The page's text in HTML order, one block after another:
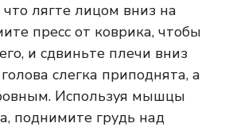
что лягте лицом вниз на
пресс от коврика, чтобы
и сдвиньте плечи вниз
слегка приподнята, а
Используя мышцы
поднимите грудь над